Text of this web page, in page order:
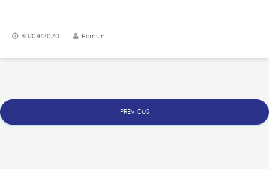
30/09/2020 Pornsin
Posts
navigation
PREVIOUS